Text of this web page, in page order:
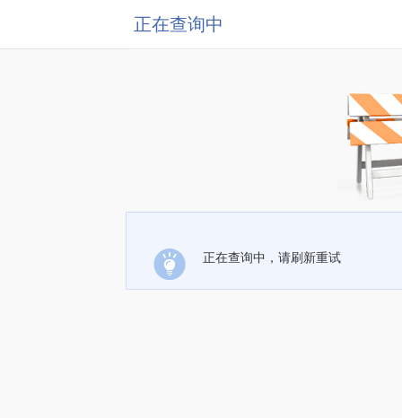
正在查询中
正在查询中，请刷新重试